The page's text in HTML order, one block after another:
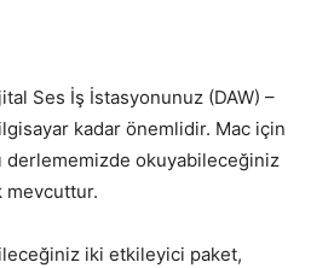
Ses İş İstasyonunuz (DAW) –
kadar önemlidir. Mac için
derlememizde okuyabileceğiniz
mevcuttur.
iki etkileyici paket,